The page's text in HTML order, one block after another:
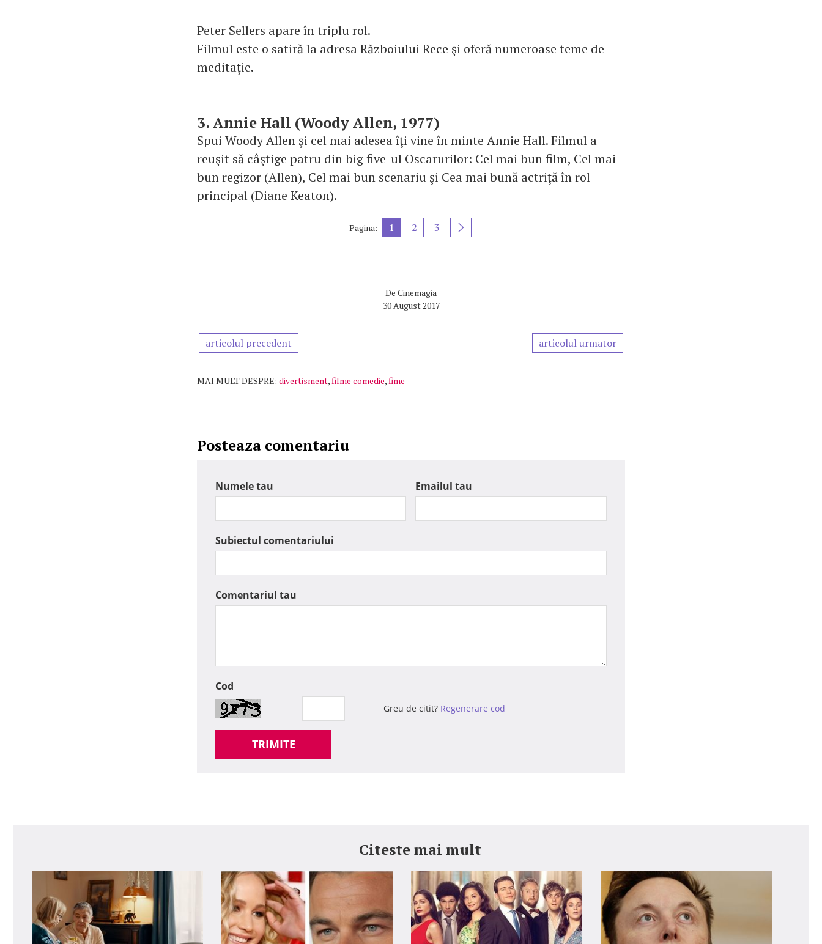
Peter Sellers apare în triplu rol.
Filmul este o satiră la adresa Războiului Rece şi oferă numeroase teme de
meditaţie.
3. Annie Hall (Woody Allen, 1977)
Spui Woody Allen şi cel mai adesea îţi vine în minte Annie Hall. Filmul a
reuşit să câştige patru din big five-ul Oscarurilor: Cel mai bun film, Cel mai
bun regizor (Allen), Cel mai bun scenariu şi Cea mai bună actriţă în rol
principal (Diane Keaton).
Pagina: 1 2 3
De Cinemagia
30 August 2017
articolul precedent articolul urmator
MAI MULT DESPRE: divertisment,filme comedie,fime
Posteaza comentariu
Numele tau Emailul tau
Subiectul comentariului
Comentariul tau
Cod
Greu de citit? Regenerare cod
TRIMITE
Citeste mai mult